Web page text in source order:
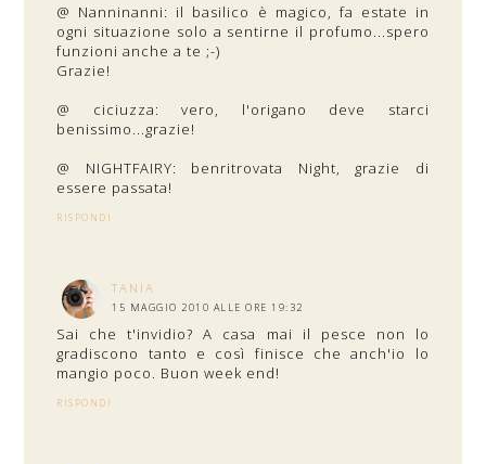
@ Nanninanni: il basilico è magico, fa estate in
ogni situazione solo a sentirne il profumo...spero
funzioni anche a te ;-)
Grazie!
@ ciciuzza: vero, l'origano deve starci
benissimo...grazie!
@ NIGHTFAIRY: benritrovata Night, grazie di
essere passata!
RISPONDI
TANIA
15 MAGGIO 2010 ALLE ORE 19:32
Sai che t'invidio? A casa mai il pesce non lo
gradiscono tanto e così finisce che anch'io lo
mangio poco. Buon week end!
RISPONDI